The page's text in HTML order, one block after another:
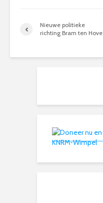
Nieuwe politieke
richting Bram ten Hove